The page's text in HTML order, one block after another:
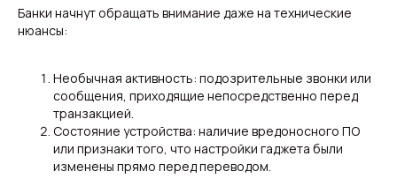
Банки начнут обращать внимание даже на технические
нюансы:
Необычная активность: подозрительные звонки или
сообщения, приходящие непосредственно перед
транзакцией.
Состояние устройства: наличие вредоносного ПО
или признаки того, что настройки гаджета были
изменены прямо перед переводом.
Новости
Происшествия
Общество
Политика
Подборки
Видеоблог О нас